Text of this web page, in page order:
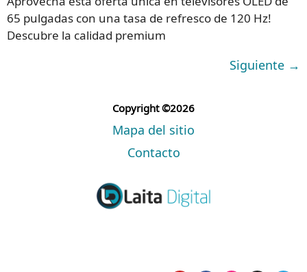
65 pulgadas con una tasa de refresco de 120 Hz!
Descubre la calidad premium
Siguiente →
Copyright ©2026
Mapa del sitio
Contacto